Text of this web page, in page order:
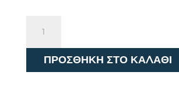
GREENSBORO
JEANS
W15QCJ027
ποσότητα
ΠΡΟΣΘΉΚΗ ΣΤΟ ΚΑΛΆΘΙ